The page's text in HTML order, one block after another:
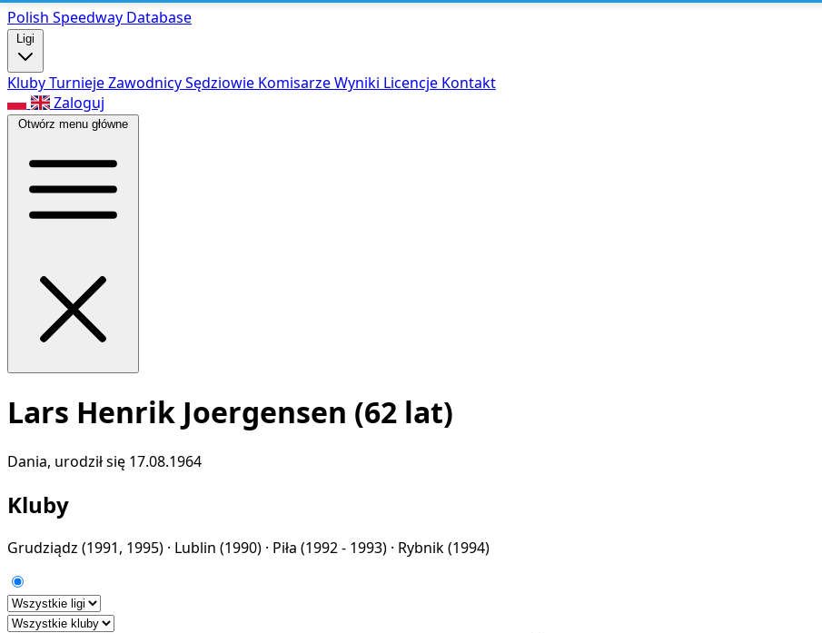
Polish Speedway Database
Ligi
KlubyTurniejeZawodnicySędziowie KomisarzeWyniki Licencje Kontakt
Zaloguj
Otwórz menu główne
Lars Henrik Joergensen (62 lat)
Dania, urodził się 17.08.1964
Kluby
Grudziądz (1991, 1995) · Lublin (1990) · Piła (1992 - 1993) · Rybnik(1994)